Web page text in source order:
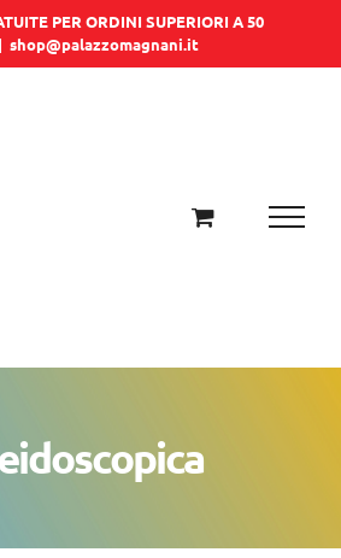
PER ORDINI SUPERIORI A 50
| shop@palazzomagnani.it